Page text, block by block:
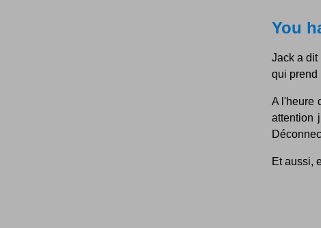
You
Jack a dit
qui prend
A l'heure
attention
Et aussi,